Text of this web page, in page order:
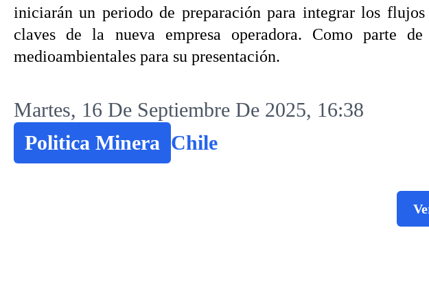
iniciarán un periodo de preparación para integrar los
claves de la nueva empresa operadora. Como parte
medioambientales para su presentación.
Martes, 16 De Septiembre De 2025, 16:38
Politica Minera Chile